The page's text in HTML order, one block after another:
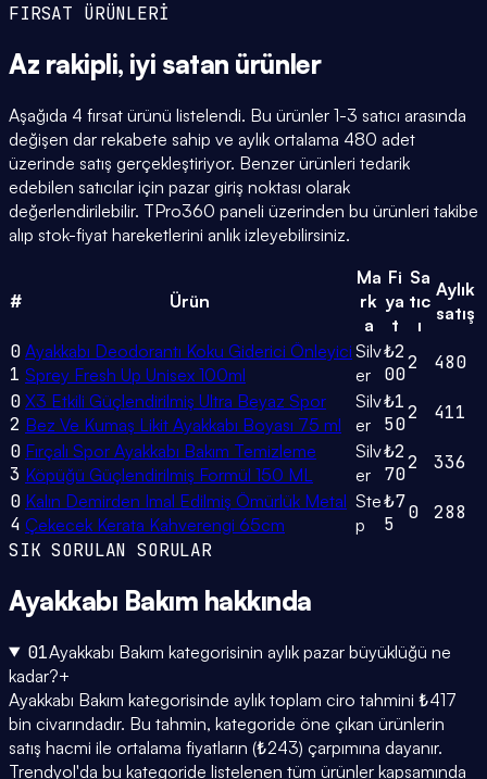
FIRSAT ÜRÜNLERİ
Az rakipli, iyi satan ürünler
Aşağıda 4 fırsat ürünü listelendi. Bu ürünler 1-3 satıcı arasında
değişen dar rekabete sahip ve aylık ortalama 480 adet
üzerinde satış gerçekleştiriyor. Benzer ürünleri tedarik
edebilen satıcılar için pazar giriş noktası olarak
değerlendirilebilir. TPro360 paneli üzerinden bu ürünleri takibe
alıp stok-fiyat hareketlerini anlık izleyebilirsiniz.
# Ürün
Ma
rk
a
Fi
ya
t
Sa
tıc
ı
Aylık
satış
0
1
Ayakkabı Deodorantı Koku Giderici Önleyici
Sprey Fresh Up Unisex 100ml
Silv
er
₺2
00
2
480
0
2
X3 Etkili Güçlendirilmiş Ultra Beyaz Spor
Bez Ve Kumaş Likit Ayakkabı Boyası 75 ml
Silv
er
₺1
50
2
411
0
3
Fırçalı Spor Ayakkabı Bakım Temizleme
Köpüğü Güçlendirilmiş Formül 150 ML
Silv
er
₺2
70
2
336
0
4
Kalın Demirden Imal Edilmiş Ömürlük Metal
Çekecek Kerata Kahverengi 65cm
Ste
p
₺7
5
0
288
SIK SORULAN SORULAR
Ayakkabı Bakım hakkında
01Ayakkabı Bakım kategorisinin aylık pazar büyüklüğü ne
kadar?+
Ayakkabı Bakım kategorisinde aylık toplam ciro tahmini ₺417
bin civarındadır. Bu tahmin, kategoride öne çıkan ürünlerin
satış hacmi ile ortalama fiyatların (₺243) çarpımına dayanır.
Trendyol'da bu kategoride listelenen tüm ürünler kapsamında